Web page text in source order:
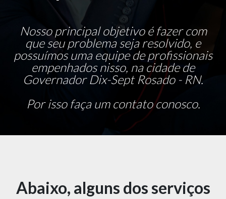
Nosso principal objetivo é fazer com
que seu problema seja resolvido, e
possuímos uma equipe de profissionais
empenhados nisso, na cidade de
Governador Dix-Sept Rosado - RN.
Por isso faça um contato conosco.
Abaixo, alguns dos serviços